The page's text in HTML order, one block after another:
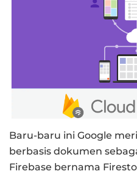
Baru-baru ini Google
berbasis dokumen
Firebase bernama